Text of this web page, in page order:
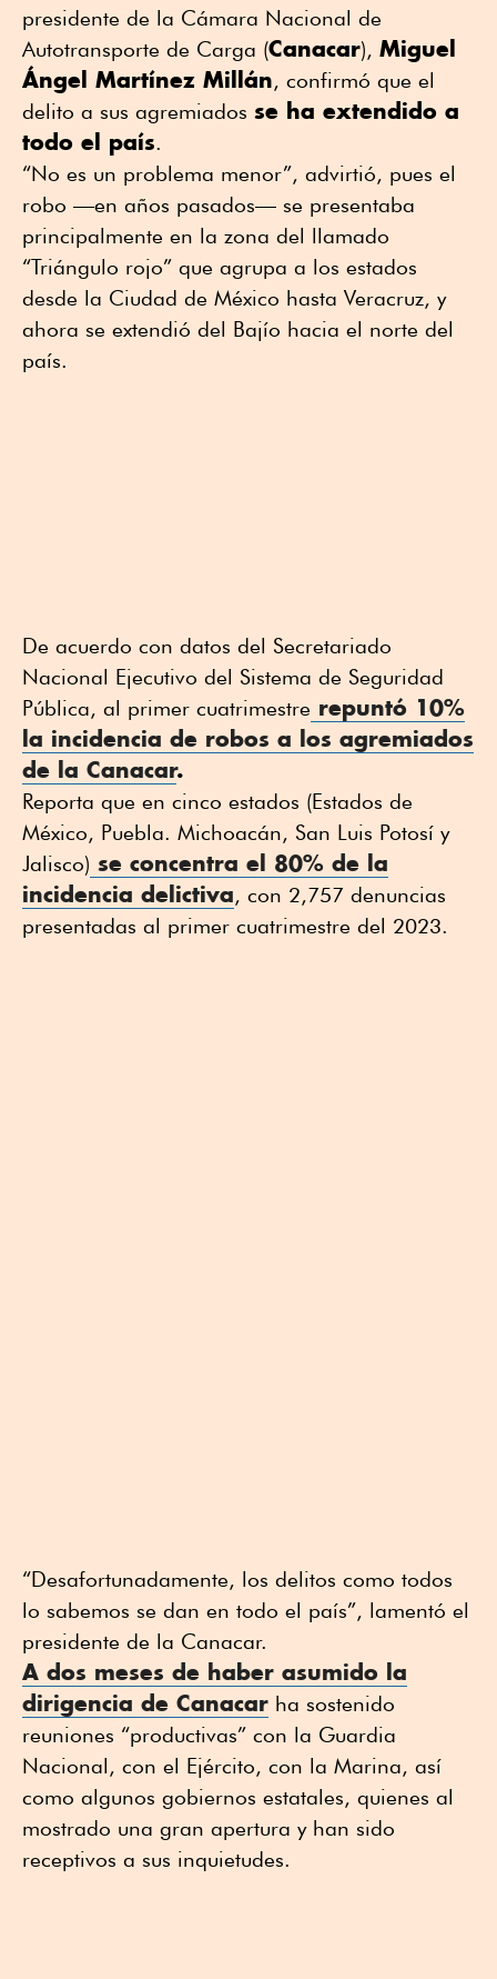
presidente de la Cámara Nacional de
Autotransporte de Carga (Canacar), Miguel
Ángel Martínez Millán, confirmó que el
delito a sus agremiados se ha extendido a
todo el país.
“No es un problema menor”, advirtió, pues el
robo —en años pasados— se presentaba
principalmente en la zona del llamado
“Triángulo rojo” que agrupa a los estados
desde la Ciudad de México hasta Veracruz, y
ahora se extendió del Bajío hacia el norte del
país.
De acuerdo con datos del Secretariado
Nacional Ejecutivo del Sistema de Seguridad
Pública, al primer cuatrimestre repuntó 10%
la incidencia de robos a los agremiados
de la Canacar.
Reporta que en cinco estados (Estados de
México, Puebla. Michoacán, San Luis Potosí y
Jalisco) se concentra el 80% de la
incidencia delictiva, con 2,757 denuncias
presentadas al primer cuatrimestre del 2023.
“Desafortunadamente, los delitos como todos
lo sabemos se dan en todo el país”, lamentó el
presidente de la Canacar.
A dos meses de haber asumido la
dirigencia de Canacar ha sostenido
reuniones “productivas” con la Guardia
Nacional, con el Ejército, con la Marina, así
como algunos gobiernos estatales, quienes al
mostrado una gran apertura y han sido
receptivos a sus inquietudes.